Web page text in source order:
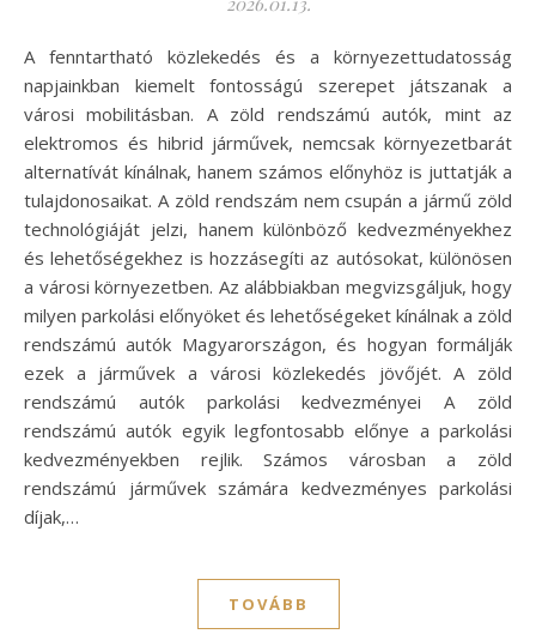
A fenntartható közlekedés és a környezettudatosság
napjainkban kiemelt fontosságú szerepet játszanak a
városi mobilitásban. A zöld rendszámú autók, mint az
elektromos és hibrid járművek, nemcsak környezetbarát
alternatívát kínálnak, hanem számos előnyhöz is juttatják a
tulajdonosaikat. A zöld rendszám nem csupán a jármű zöld
technológiáját jelzi, hanem különböző kedvezményekhez
és lehetőségekhez is hozzásegíti az autósokat, különösen
a városi környezetben. Az alábbiakban megvizsgáljuk, hogy
milyen parkolási előnyöket és lehetőségeket kínálnak a zöld
rendszámú autók Magyarországon, és hogyan formálják
ezek a járművek a városi közlekedés jövőjét. A zöld
rendszámú autók parkolási kedvezményei A zöld
rendszámú autók egyik legfontosabb előnye a parkolási
kedvezményekben rejlik. Számos városban a zöld
rendszámú járművek számára kedvezményes parkolási
díjak,…
TOVÁBB